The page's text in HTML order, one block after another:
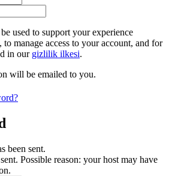
used to support your experience
manage access to your account, and for
in our gizlilik ilkesi.
will be emailed to you.
been sent.
Possible reason: your host may have